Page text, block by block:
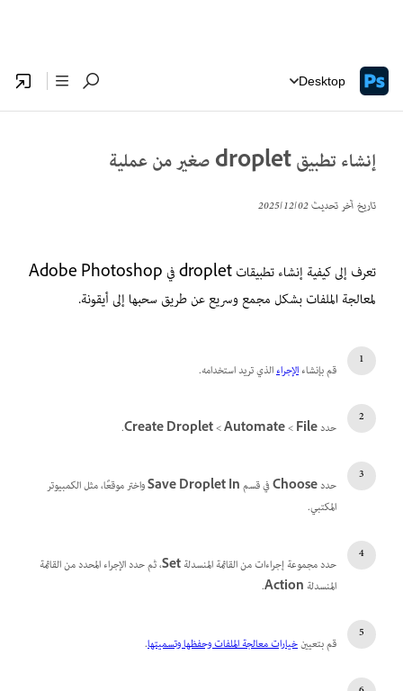
Desktop
إنشاء تطبيق droplet صغير من عملية
تاريخ آخر تحديث02‏/12‏/2025
تعرف إلى كيفية إنشاء تطبيقات droplet في Adobe Photoshop
لمعالجة الملفات بشكل مجمع وسريع عن طريق سحبها إلى أيقونة.
قم بإنشاءالإجراءالذي تريد استخدامه.
حددFile
>‏
Automate
>‏
Create Droplet
.
حددChooseفي قسمSave Droplet Inواختر موقعًا، مثل الكمبيوتر
المكتبي.
حدد مجموعة إجراءات من القائمة المنسدلةSet، ثم حدد الإجراء المحدد من القائمة
المنسدلةAction
.
قم بتعيينخيارات معالجة الملفات وحفظها وتسميتها.